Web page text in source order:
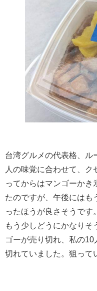
台湾グルメの代表格、ル
人の味覚に合わせて、ク
ってからはマンゴーかき
たのですが、午後にはも
ったほうが良さそうです
もう少しどうにかなり
ゴーが売り切れ、私の
切れていました。狙って